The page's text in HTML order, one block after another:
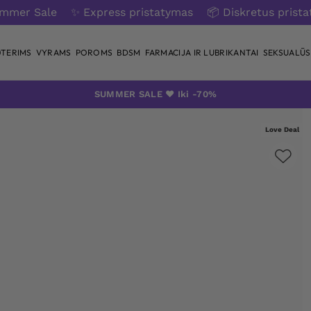
Sale ✨ Express pristatymas 📦 Diskretus
VYRAMS POROMS BDSM FARMACIJA IR LUBRIKANTAI
SUMMER SALE ❤️ Iki -70%
Love Deal